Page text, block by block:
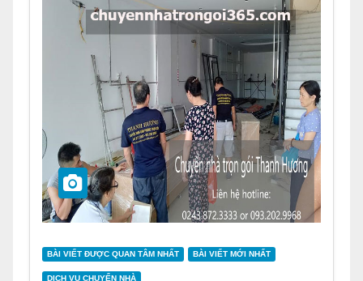
BÀI VIẾT ĐƯỢC QUAN TÂM NHẤT BÀI VIẾT MỚI NHẤT
DỊCH VỤ CHUYỂN NHÀ